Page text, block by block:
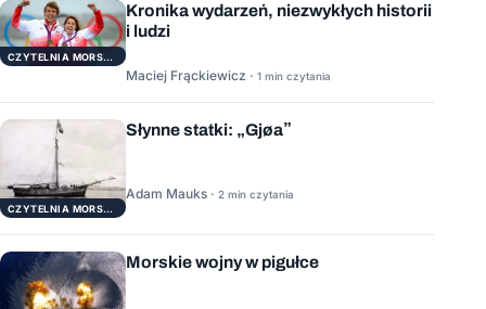
CZYTELNIA MORSKA
Kronika wydarzeń, niezwykłych historii
i ludzi
Maciej Frąckiewicz · 1 min czytania
CZYTELNIA MORSKA
Słynne statki: „Gjøa”
Adam Mauks · 2 min czytania
Morskie wojny w pigułce